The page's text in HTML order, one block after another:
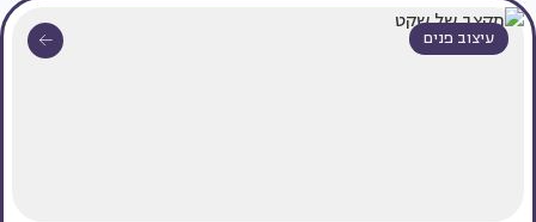
עיצוב פנים